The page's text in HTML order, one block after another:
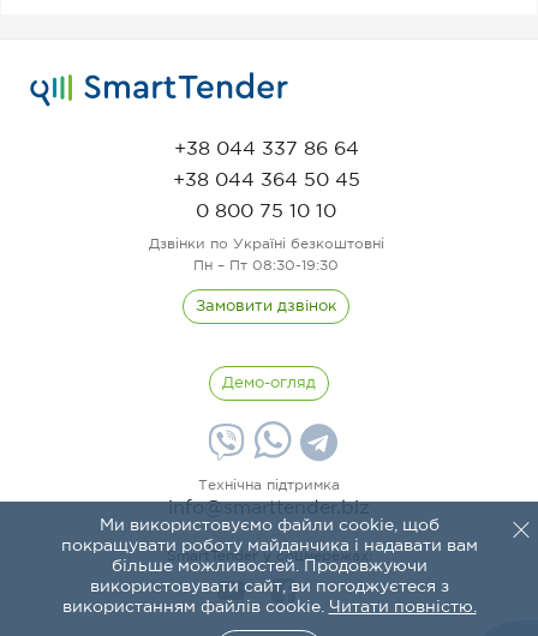
Ми використовуємо файли cookie, щоб
покращувати роботу майданчика і надавати вам
більше можливостей. Продовжуючи
використовувати сайт, ви погоджуєтеся з
використанням файлів cookie.
Читати повністю.
+38 044 337 86 64
+38 044 364 50 45
0 800 75 10 10
Дзвінки по Україні безкоштовні
Пн – Пт 08:30-19:30
Замовити дзвінок
Технічна підтримка
Демо-огляд
SmartTender у соцмережах: